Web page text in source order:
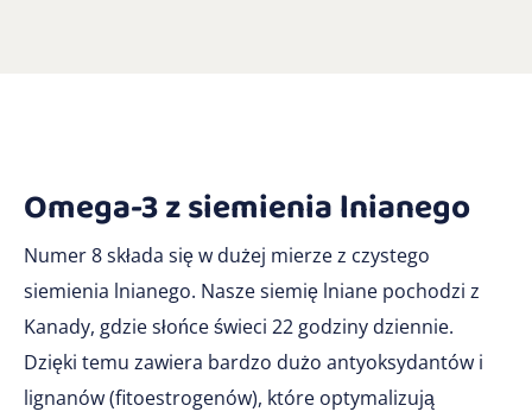
Omega-3 z siemienia lnianego
Numer 8 składa się w dużej mierze z czystego
siemienia lnianego. Nasze siemię lniane pochodzi z
Kanady, gdzie słońce świeci 22 godziny dziennie.
Dzięki temu zawiera bardzo dużo antyoksydantów i
lignanów (fitoestrogenów), które optymalizują